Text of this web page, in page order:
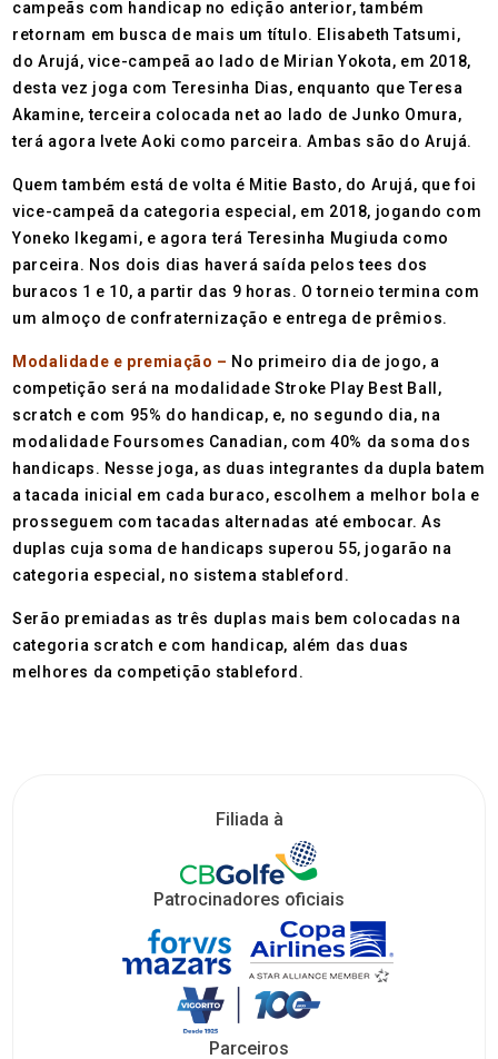
campeãs com handicap no edição anterior, também
retornam em busca de mais um título. Elisabeth Tatsumi,
do Arujá, vice-campeã ao lado de Mirian Yokota, em 2018,
desta vez joga com Teresinha Dias, enquanto que Teresa
Akamine, terceira colocada net ao lado de Junko Omura,
terá agora Ivete Aoki como parceira. Ambas são do Arujá.
Quem também está de volta é Mitie Basto, do Arujá, que foi
vice-campeã da categoria especial, em 2018, jogando com
Yoneko Ikegami, e agora terá Teresinha Mugiuda como
parceira. Nos dois dias haverá saída pelos tees dos
buracos 1 e 10, a partir das 9 horas. O torneio termina com
um almoço de confraternização e entrega de prêmios.
Modalidade e premiação – No primeiro dia de jogo, a
competição será na modalidade Stroke Play Best Ball,
scratch e com 95% do handicap, e, no segundo dia, na
modalidade Foursomes Canadian, com 40% da soma dos
handicaps. Nesse joga, as duas integrantes da dupla batem
a tacada inicial em cada buraco, escolhem a melhor bola e
prosseguem com tacadas alternadas até embocar. As
duplas cuja soma de handicaps superou 55, jogarão na
categoria especial, no sistema stableford.
Serão premiadas as três duplas mais bem colocadas na
categoria scratch e com handicap, além das duas
melhores da competição stableford.
Filiada à
Patrocinadores oficiais
Parceiros